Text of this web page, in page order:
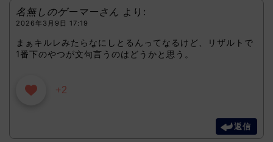
名無しのゲーマーさん より:
2026年3月9日 17:19
まぁキルレみたらなにしとるんってなるけど、リザルトで
1番下のやつが文句言うのはどうかと思う。
+2
返信